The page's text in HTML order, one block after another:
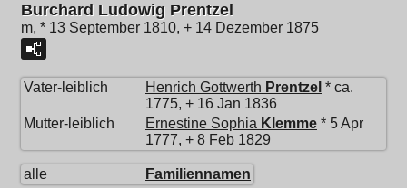
Burchard Ludowig Prentzel
m, * 13 September 1810, + 14 Dezember 1875
Vater-leiblich Henrich Gottwerth Prentzel * ca.
1775, + 16 Jan 1836
Mutter-leiblich
Ernestine Sophia Klemme * 5 Apr
1777, + 8 Feb 1829
alle Familiennamen